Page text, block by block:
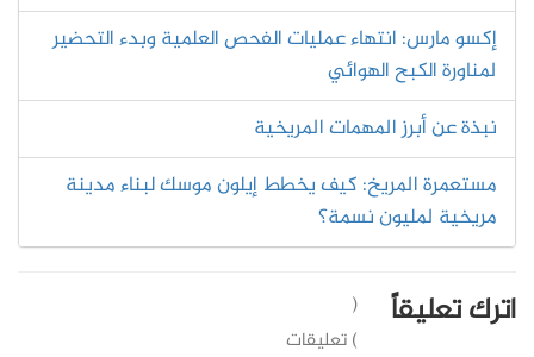
إكسو مارس: انتهاء عمليات الفحص العلمية وبدء التحضير
لمناورة الكبح الهوائي
نبذة عن أبرز المهمات المريخية
مستعمرة المريخ: كيف يخطط إيلون موسك لبناء مدينة
مريخية لمليون نسمة؟
اترك تعليقاً
(
) تعليقات